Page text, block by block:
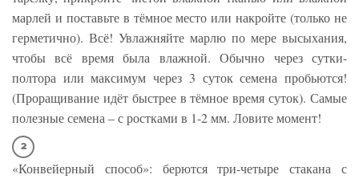
марлей и поставьте в тёмное место или накройте (только не
герметично). Всё! Увлажняйте марлю по мере высыхания,
чтобы всё время была влажной. Обычно через сутки-
полтора или максимум через 3 суток семена пробьются!
(Проращивание идёт быстрее в тёмное время суток). Самые
полезные семена – с ростками в 1-2 мм. Ловите момент!
«Конвейерный способ»: берются три-четыре стакана с